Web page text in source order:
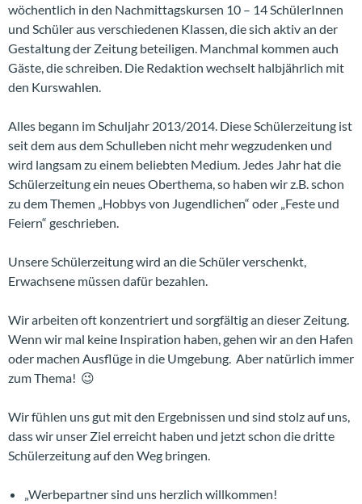
wöchentlich in den Nachmittagskursen 10 – 14 SchülerInnen
und Schüler aus verschiedenen Klassen, die sich aktiv an der
Gestaltung der Zeitung beteiligen. Manchmal kommen auch
Gäste, die schreiben. Die Redaktion wechselt halbjährlich mit
den Kurswahlen.
Alles begann im Schuljahr 2013/2014. Diese Schülerzeitung ist
seit dem aus dem Schulleben nicht mehr wegzudenken und
wird langsam zu einem beliebten Medium. Jedes Jahr hat die
Schülerzeitung ein neues Oberthema, so haben wir z.B. schon
zu dem Themen „Hobbys von Jugendlichen“ oder „Feste und
Feiern“ geschrieben.
Unsere Schülerzeitung wird an die Schüler verschenkt,
Erwachsene müssen dafür bezahlen.
Wir arbeiten oft konzentriert und sorgfältig an dieser Zeitung.
Wenn wir mal keine Inspiration haben, gehen wir an den Hafen
oder machen Ausflüge in die Umgebung. Aber natürlich immer
zum Thema! 😉
Wir fühlen uns gut mit den Ergebnissen und sind stolz auf uns,
dass wir unser Ziel erreicht haben und jetzt schon die dritte
Schülerzeitung auf den Weg bringen.
„Werbepartner sind uns herzlich willkommen!